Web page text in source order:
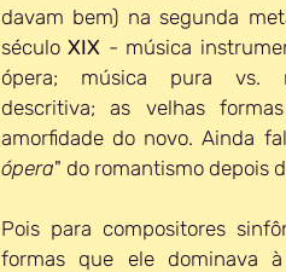
davam bem) na segunda
século XIX - música
ópera; música pura vs.
descritiva; as velhas
amorfidade do novo. Ainda
ópera" do romantismo depois
Pois para compositores
formas que ele dominava